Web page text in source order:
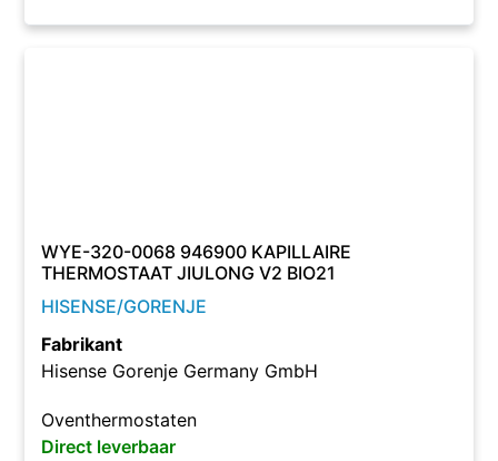
WYE-320-0068 946900 KAPILLAIRE
THERMOSTAAT JIULONG V2 BIO21
HISENSE/GORENJE
Fabrikant
Hisense Gorenje Germany GmbH
Oventhermostaten
Direct leverbaar